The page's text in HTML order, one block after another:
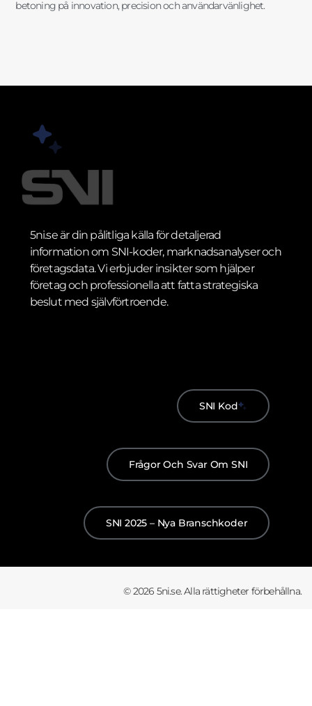
betoning på innovation, precision och användarvänlighet.
5ni.se är din pålitliga källa för detaljerad
information om SNI-koder, marknadsanalyser och
företagsdata. Vi erbjuder insikter som hjälper
företag och professionella att fatta strategiska
beslut med självförtroende.
SNI Kod
Frågor Och Svar Om SNI
SNI 2025 – Nya Branschkoder
© 2026 5ni.se. Alla rättigheter förbehållna.